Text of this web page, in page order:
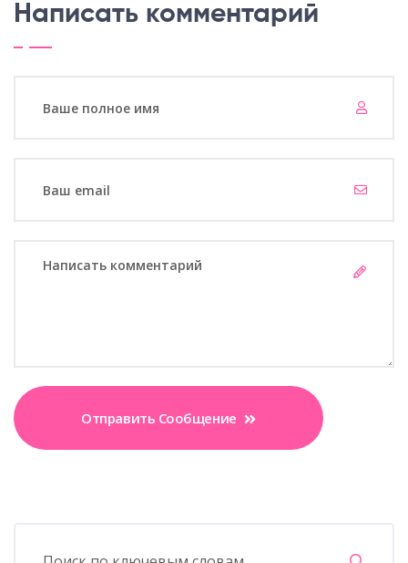
Написать комментарий
Отправить Сообщение